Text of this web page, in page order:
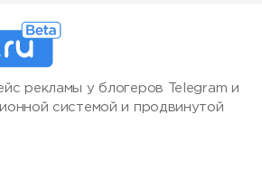
рекламы у блогеров Telegram и
системой и продвинутой